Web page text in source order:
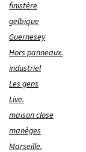
finistère
gelbique
Guernesey
Hors panneaux.
industriel
Les gens
Live.
maison close
manèges
Marseille.